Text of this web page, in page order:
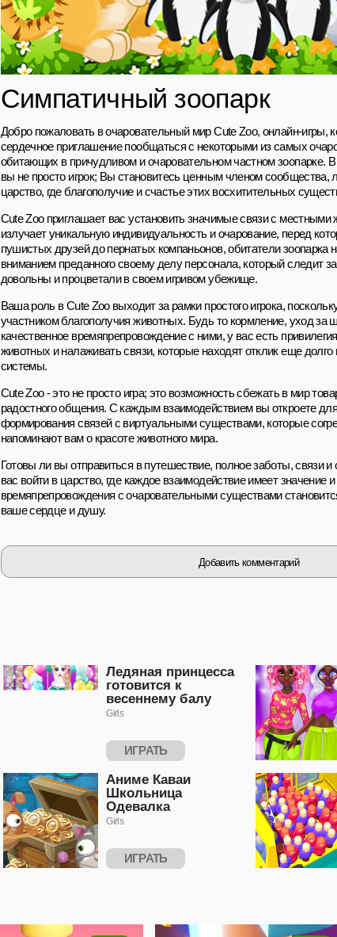
Симпатичный зоопарк
Добро пожаловать в очаровательный мир Cute Zoo, онлайн-игры,
сердечное приглашение пообщаться с некоторыми из самых
обитающих в причудливом и очаровательном частном зоопарке.
вы не просто игрок; Вы становитесь ценным членом сообщества,
царство, где благополучие и счастье этих восхитительных
Cute Zoo приглашает вас установить значимые связи с
излучает уникальную индивидуальность и очарование, перед
пушистых друзей до пернатых компаньонов, обитатели зоопарка
вниманием преданного своему делу персонала, который следит
довольны и процветали в своем игривом убежище.
Ваша роль в Cute Zoo выходит за рамки простого игрока,
участником благополучия животных. Будь то кормление, уход за
качественное времяпрепровождение с ними, у вас есть
животных и налаживать связи, которые находят отклик еще
системы.
Cute Zoo - это не просто игра; это возможность сбежать в мир
радостного общения. С каждым взаимодействием вы откроете
формирования связей с виртуальными существами, которые
напоминают вам о красоте животного мира.
Готовы ли вы отправиться в путешествие, полное заботы, связи
вас войти в царство, где каждое взаимодействие имеет значение и
времяпрепровождения с очаровательными существами
ваше сердце и душу.
Добавить комментарий
Ледяная принцесса
готовится к
весеннему балу
Girls
ИГРАТЬ
Аниме Каваи
Школьница
Одевалка
Girls
ИГРАТЬ